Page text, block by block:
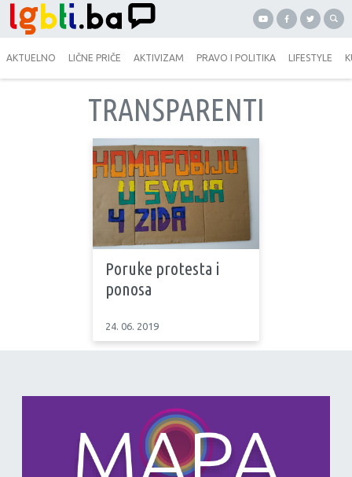
AKTUELNO LIČNE PRIČE AKTIVIZAM PRAVO I POLITIKA LIFESTYLE
TRANSPARENTI
Poruke protesta i
ponosa
24. 06. 2019